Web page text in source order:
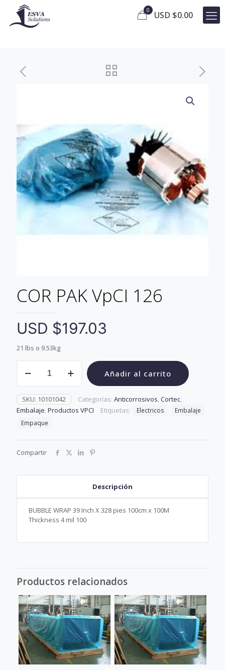
0 USD $0.00
COR PAK VpCI 126
USD $197.03
21 lbs o 9.53kg
PAK
126
cantidad
Añadir al carrito
SKU: 10101042 Categorías: Anticorrosivos,Cortec,
Embalaje,Productos VPCI Etiquetas: Electricos
Embalaje
Empaque
Compartir
Descripción
BUBBLE WRAP 39 Inch X 328 pies 100cm x 100M
Thickness 4 mil 100
Productos relacionados